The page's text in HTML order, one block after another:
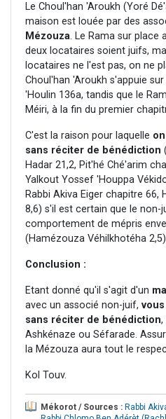
Le Choul'han 'Aroukh (Yoré
maison est louée par des
Mézouza. Le Rama sur place
deux locataires soient juifs,
locataires ne l'est pas, on ne
Choul'han 'Aroukh s'appuie
'Houlin 136a, tandis que le
Méiri, à la fin du premier
C'est la raison pour laquelle
sans réciter de bénédiction
Hadar 21,2, Pit'hé Ché'arim
Yalkout Yossef 'Houppa
Rabbi Akiva Eiger chapitre 66,
8,6) s'il est certain que le non-
comportement de mépris
(Hamézouza Véhilkhotéha
Conclusion :
Etant donné qu'il s'agit d'un
avec un associé non-juif,
sans réciter de bénédiction,
Ashkénaze ou Séfarade.
la Mézouza aura tout le
Kol Touv.
Mékorot / Sources : Rabbi